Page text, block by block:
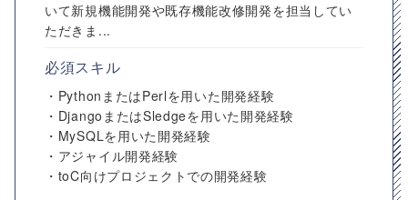
いて新規機能開発や既存機能改修開発を担当してい
ただきま...
必須スキル
・PythonまたはPerlを用いた開発経験
・DjangoまたはSledgeを用いた開発経験
・MySQLを用いた開発経験
・アジャイル開発経験
・toC向けプロジェクトでの開発経験